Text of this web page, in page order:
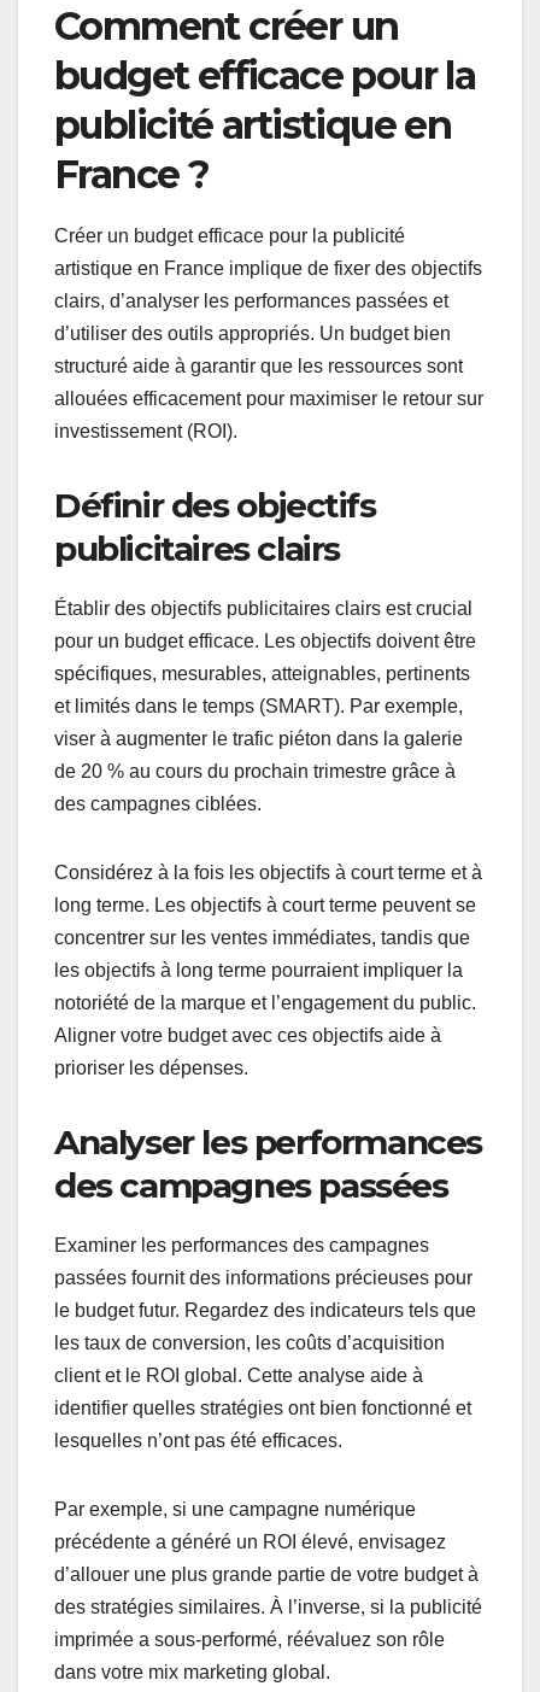
Comment créer un
budget efficace pour la
publicité artistique en
France ?
Créer un budget efficace pour la publicité
artistique en France implique de fixer des objectifs
clairs, d’analyser les performances passées et
d’utiliser des outils appropriés. Un budget bien
structuré aide à garantir que les ressources sont
allouées efficacement pour maximiser le retour sur
investissement (ROI).
Définir des objectifs
publicitaires clairs
Établir des objectifs publicitaires clairs est crucial
pour un budget efficace. Les objectifs doivent être
spécifiques, mesurables, atteignables, pertinents
et limités dans le temps (SMART). Par exemple,
viser à augmenter le trafic piéton dans la galerie
de 20 % au cours du prochain trimestre grâce à
des campagnes ciblées.
Considérez à la fois les objectifs à court terme et à
long terme. Les objectifs à court terme peuvent se
concentrer sur les ventes immédiates, tandis que
les objectifs à long terme pourraient impliquer la
notoriété de la marque et l’engagement du public.
Aligner votre budget avec ces objectifs aide à
prioriser les dépenses.
Analyser les performances
des campagnes passées
Examiner les performances des campagnes
passées fournit des informations précieuses pour
le budget futur. Regardez des indicateurs tels que
les taux de conversion, les coûts d’acquisition
client et le ROI global. Cette analyse aide à
identifier quelles stratégies ont bien fonctionné et
lesquelles n’ont pas été efficaces.
Par exemple, si une campagne numérique
précédente a généré un ROI élevé, envisagez
d’allouer une plus grande partie de votre budget à
des stratégies similaires. À l’inverse, si la publicité
imprimée a sous-performé, réévaluez son rôle
dans votre mix marketing global.